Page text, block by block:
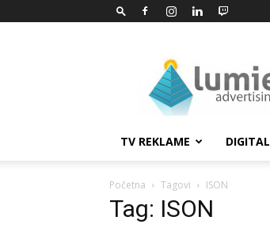
TV REKLAME DIGITAL
Početna Tagovi ISON
Tag: ISON